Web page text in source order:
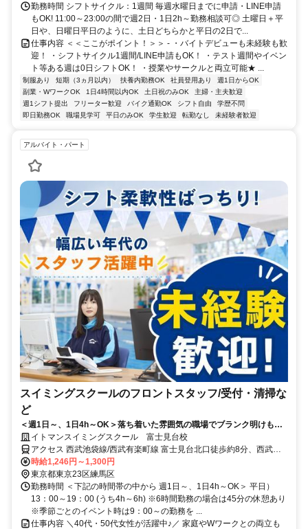
勤務時間 シフトサイクル：1週間 毎週水曜日までに申請・LINE申請
もOK! 11:00～23:00の間で週2日・1日2h～勤務相談可◎ 土曜日＋平
日や、日曜日平日のように、土日どちらかと平日の2日で...
仕事内容 ＜＜ここがポイント！＞＞ - ・バイトデビューも未経験も歓
迎！ ・シフトサイクル1週間/LINE申請もOK！ ・テスト週間やイベン
ト等ある週は0日シフトOK！ ・授業やサークルと両立可能★ ...
制服あり 短期（3ヵ月以内） 扶養内勤務OK 社員登用あり
週1日からOK
副業・WワークOK
1日4時間以内OK 土日祝のみOK
主婦・主夫歓迎
週1シフト提出
フリーター歓迎 バイク通勤OK シフト自由
学歴不問
即日勤務OK
職場見学可 平日のみOK 学生歓迎 転勤なし 未経験者歓迎
アルバイト・パート
スイミングスクールのフロントスタッフ/受付・清掃な
ど
＜週1日～、1日4h～OK＞落ち着いた雰囲気の職場でブランク明けも安
心スタート！
イトマンスイミングスクール 富士見台校
アクセス 西武池袋線/西武有楽町線 富士見台北口徒歩約8分、西武池
袋線/西武有楽町線 練馬高野台南口徒歩約10分、西武池袋線/西武有楽
町線 中村橋徒歩約19分
時給1,246円～1,300円
東京都東京23区練馬区
勤務時間 ＜下記の時間帯の中から 週1日～、1日4h～OK＞ 平日）
13：00～19：00 (うち4h～6h) ※6時間勤務の場合は45分の休憩あり
※季節ごとのイベント時は9：00～の勤務を ...
仕事内容 ＼40代・50代女性が活躍中♪／ 家庭やWワークとの両立も